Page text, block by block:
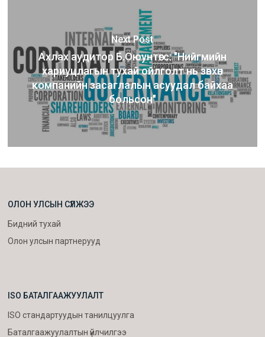
Next Post
Ахлах аудитор Б.Оюунтөгс: "Нийгмийн
хариуцлагын тухай ойлголт нь зөвхөн
компанийн засаглалын асуудал байхаа
больсон"
ОЛОН УЛСЫН СҮЛЖЭЭ
Бидний тухай
Олон улсын партнерууд
ISO БАТАЛГААЖУУЛАЛТ
ISO стандартуудын танилцуулга
Баталгаажуулалтын үйлчилгээ